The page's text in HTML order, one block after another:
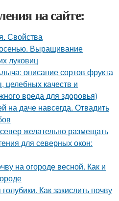
на сайте:
Свойства
Выращивание
луковиц
описание сортов фрукта
целебных качеств и
вреда для здоровья)
на даче навсегда. Отвадить
желательно размещать
для северных окон:
на огороде весной. Как и
Как закислить почву